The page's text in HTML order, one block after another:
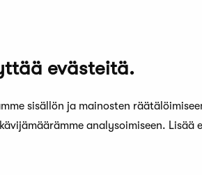
evästeitä.
sisällön ja mainosten
analysoimiseen. Lisää
Emma Johansson